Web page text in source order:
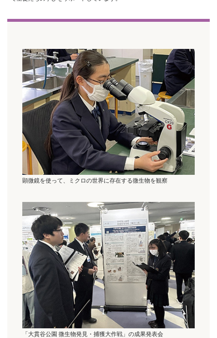
顕微鏡を使って、ミクロの世界に存在する微生物を観察
「大貫谷公園 微生物発見・捕獲大作戦」の成果発表会